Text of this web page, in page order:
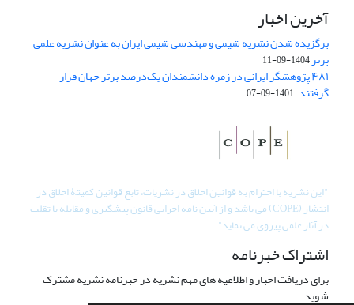
آخرین اخبار
برگزیده شدن نشریه شیمی و مهندسی شیمی ایران به عنوان نشریه علمی
برتر1404-09-11
۴۸۱ پژوهشگر ایرانی در زمره دانشمندان یک‌درصد برتر جهان قرار
گرفتند.1401-09-07
"این نشریه با احترام به قوانین اخلاق در نشریات، تابع قوانین کمیتۀ اخلاق در
انتشار (COPE) می باشد و از آیین نامه اجرایی قانون پیشگیری و مقابله با تقلب
در آثار علمی پیروی می نماید".
اشتراک خبرنامه
برای دریافت اخبار و اطلاعیه های مهم نشریه در خبرنامه نشریه مشترک
شوید.